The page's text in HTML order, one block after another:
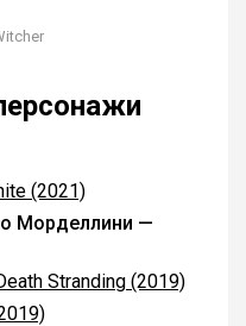
(2021)
Морделлини —
Stranding (2019)